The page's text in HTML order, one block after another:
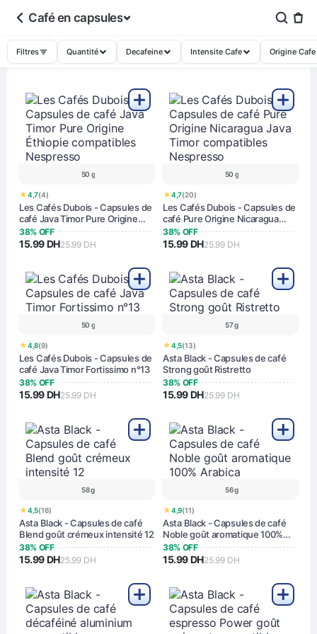
Café en capsules
Filtres Quantité Decafeine Intensite Cafe Origine Cafe
50 g
★4,7(4)
Les Cafés Dubois - Capsules de
café Java Timor Pure Origine
Éthiopie compatibles Nespresso
38% OFF
15.99 DH25.99 DH
50 g
★4,7(20)
Les Cafés Dubois - Capsules de
café Pure Origine Nicaragua
Java Timor compatibles
Nespresso
38% OFF
15.99 DH25.99 DH
50 g
★4,8(9)
Les Cafés Dubois - Capsules de
café Java Timor Fortissimo n°13
38% OFF
15.99 DH25.99 DH
57 g
★4,5(13)
Asta Black - Capsules de café
Strong goût Ristretto
38% OFF
15.99 DH25.99 DH
58 g
★4,5(16)
Asta Black - Capsules de café
Blend goût crémeux intensité 12
38% OFF
15.99 DH25.99 DH
56 g
★4,9(11)
Asta Black - Capsules de café
Noble goût aromatique 100%
Arabica
38% OFF
15.99 DH25.99 DH